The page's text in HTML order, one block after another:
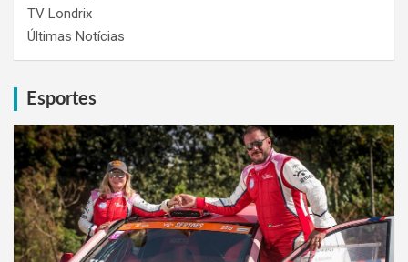
TV Londrix
Últimas Notícias
Esportes